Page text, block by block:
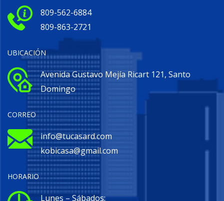
809-562-6884
809-863-2721
UBICACIÓN
Avenida Gustavo Mejía Ricart 121, Santo
Domingo
CORREO
info@tucasard.com
kobicasa@gmail.com
HORARIO
Lunes – Sábados: